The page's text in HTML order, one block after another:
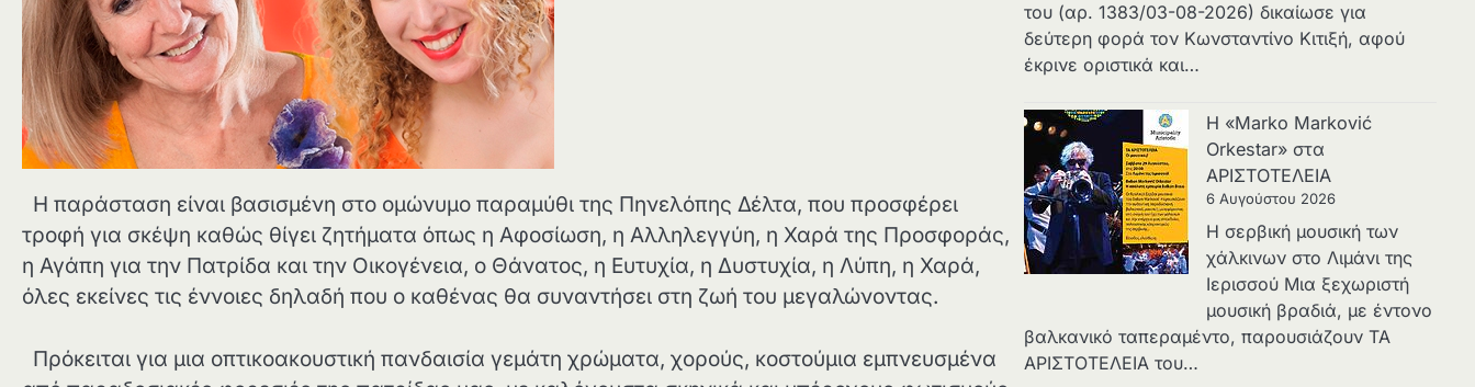
Η παράσταση είναι βασισμένη στο ομώνυμο παραμύθι της Πηνελόπης Δέλτα, που προσφέρει
τροφή για σκέψη καθώς θίγει ζητήματα όπως η Αφοσίωση, η Αλληλεγγύη, η Χαρά της Προσφοράς,
η Αγάπη για την Πατρίδα και την Οικογένεια, ο Θάνατος, η Ευτυχία, η Δυστυχία, η Λύπη, η Χαρά,
όλες εκείνες τις έννοιες δηλαδή που ο καθένας θα συναντήσει στη ζωή του μεγαλώνοντας.
Πρόκειται για μια οπτικοακουστική πανδαισία γεμάτη χρώματα, χορούς, κοστούμια εμπνευσμένα
του (αρ. 1383/03-08-2026) δικαίωσε για
δεύτερη φορά τον Κωνσταντίνο Κιτιξή, αφού
έκρινε οριστικά και…
Η «Marko Marković
Orkestar» στα
ΑΡΙΣΤΟΤΕΛΕΙΑ
6 Αυγούστου 2026
Η σερβική μουσική των
χάλκινων στο Λιμάνι της
Ιερισσού Μια ξεχωριστή
μουσική βραδιά, με έντονο
βαλκανικό ταπεραμέντο, παρουσιάζουν ΤΑ
ΑΡΙΣΤΟΤΕΛΕΙΑ του…